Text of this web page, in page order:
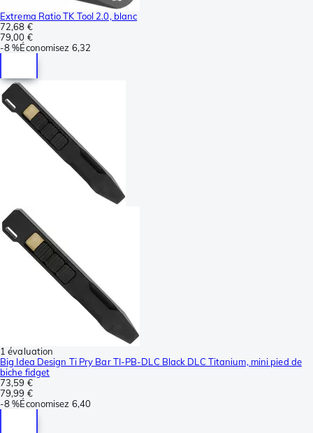
Extrema Ratio TK Tool 2.0, blanc
72,68 €
79,00 €
-8 %Économisez 6,32
1 évaluation
Big Idea Design Ti Pry Bar TI-PB-DLC Black DLC Titanium, mini pied de
biche fidget
73,59 €
79,99 €
-8 %Économisez 6,40